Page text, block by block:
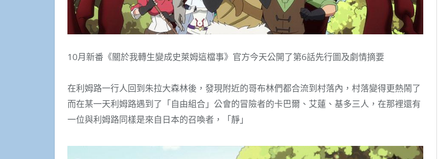
10月新番《關於我轉生變成史萊姆這檔事》官方今天公開了第6話先行圖及劇情摘要
在利姆路一行人回到朱拉大森林後，發現附近的哥布林們都合流到村落內，村落變得更熱鬧了
而在某一天利姆路遇到了「自由組合」公會的冒險者的卡巴爾、艾蓮、基多三人，在那裡還有
一位與利姆路同樣是來自日本的召喚者，「靜」